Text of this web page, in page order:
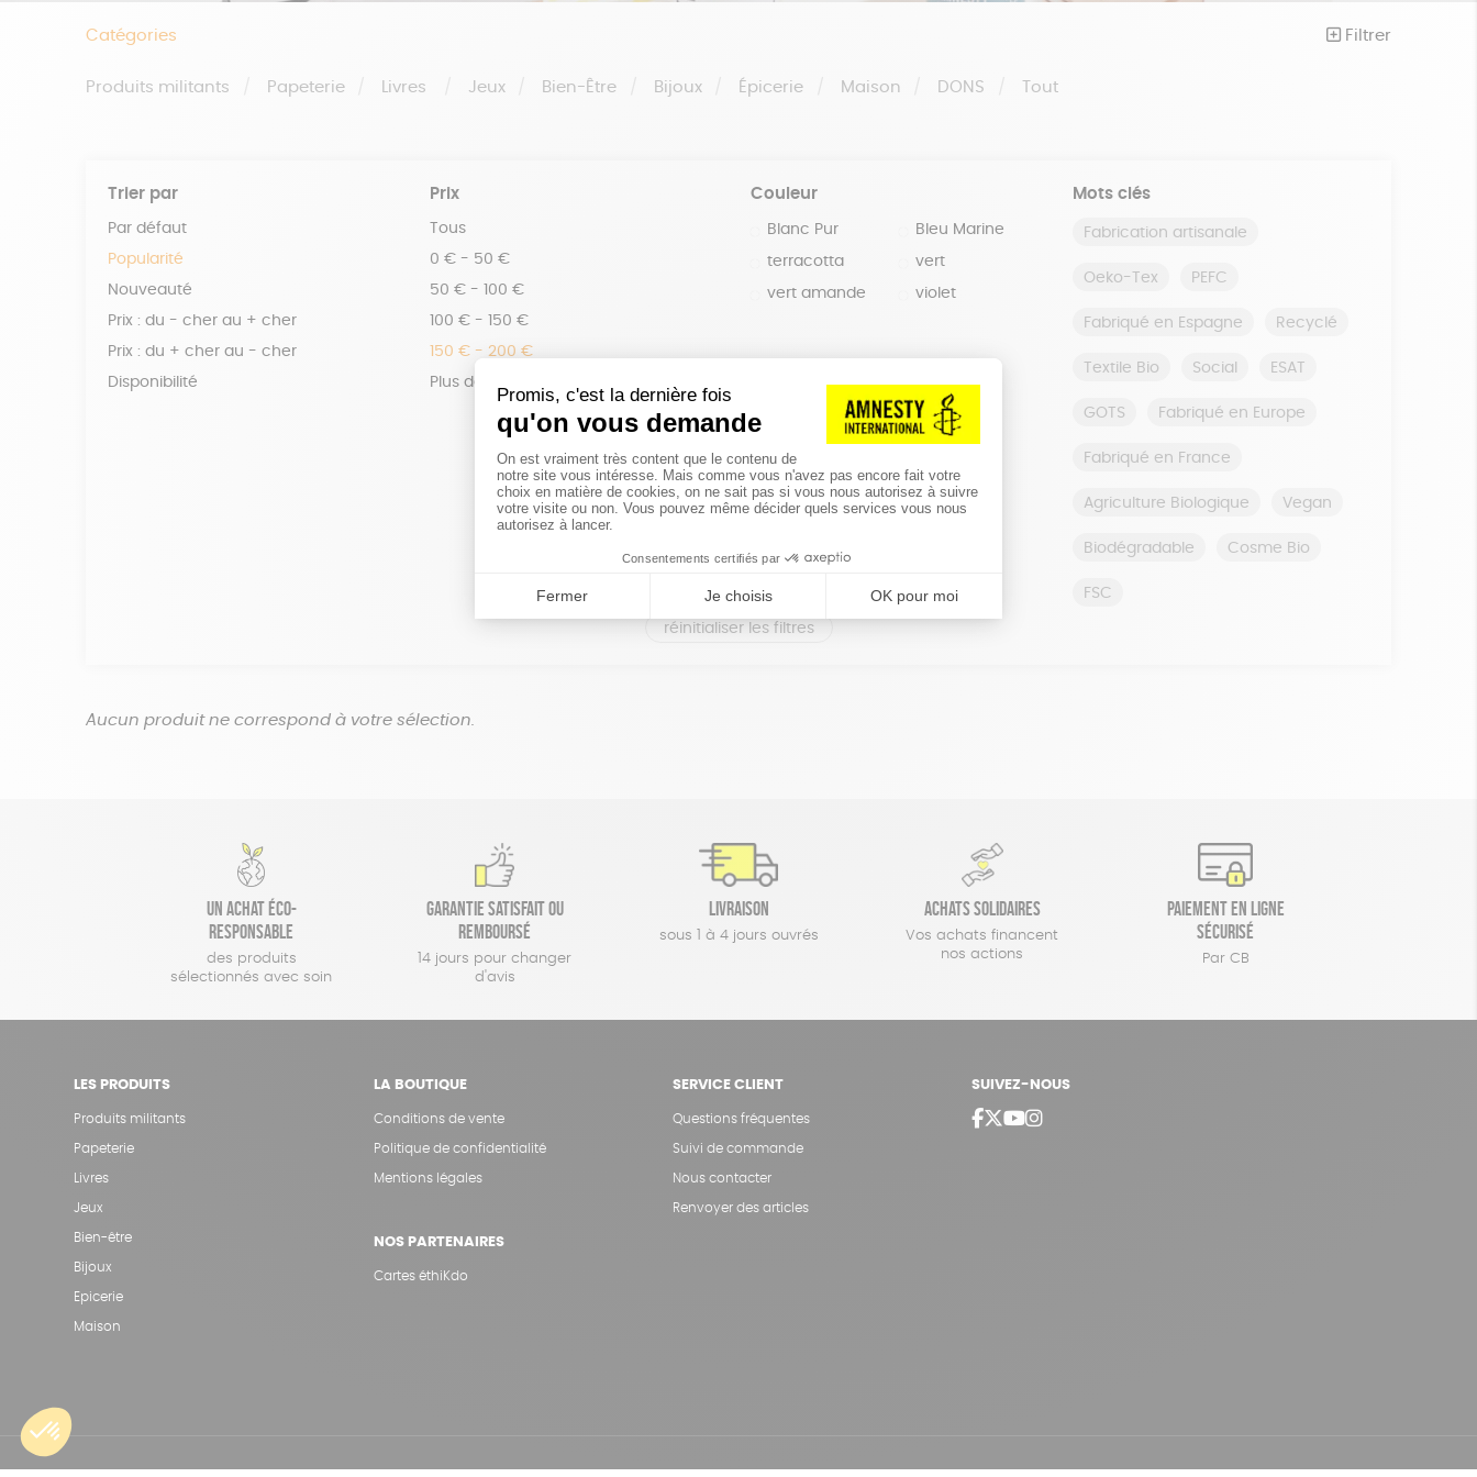
Catégories Filtrer
Produits militants Papeterie Livres Jeux Bien-Être Bijoux Épicerie Maison DONS Tout
Trier par
Par défaut
Popularité
Nouveauté
Prix : du - cher au + cher
Prix : du + cher au - cher
Disponibilité
Prix
Tous
0 € - 50 €
50 € - 100 €
100 € - 150 €
150 € - 200 €
Plus de 200€
Couleur
Blanc Pur Bleu Marine
terracotta vert
vert amande violet
Mots clés
Fabrication artisanale
Oeko-Tex PEFC
Fabriqué en Espagne Recyclé
Textile Bio Social ESAT
GOTS Fabriqué en Europe
Fabriqué en France
Agriculture Biologique Vegan
Biodégradable Cosme Bio
FSC
réinitialiser les filtres
Aucun produit ne correspond à votre sélection.
Un achat éco-
responsable
des produits
sélectionnés avec soin
Garantie satisfait ou
remboursé
14 jours pour changer
d'avis
Livraison
sous 1 à 4 jours ouvrés
Achats solidaires
Vos achats financent
nos actions
Paiement en ligne
sécurisé
Par CB
LES PRODUITS
Produits militants
Papeterie
Livres
Jeux
Bien-être
Bijoux
Epicerie
Maison
LA BOUTIQUE
Conditions de vente
Politique de confidentialité
Mentions légales
NOS PARTENAIRES
Cartes éthiKdo
SERVICE CLIENT
Questions fréquentes
Suivi de commande
Nous contacter
Renvoyer des articles
SUIVEZ-NOUS